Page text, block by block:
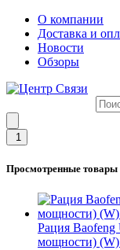
О компании
Доставка и
Новости
Обзоры
1
Просмотренные товары
Рация
мощности) (W)